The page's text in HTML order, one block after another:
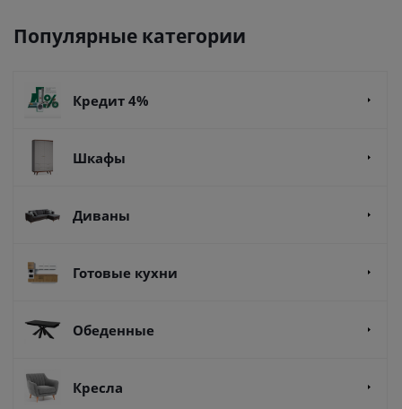
Популярные категории
Кредит 4%
Шкафы
Диваны
Готовые кухни
Обеденные
Кресла